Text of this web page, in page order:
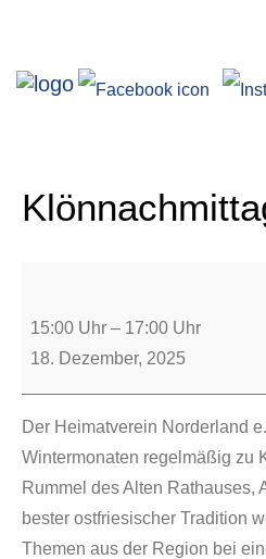
Forschung
15:00 Uhr – 17:00 Uhr
18. Dezember, 2025
Der Heimatverein Norderland
Wintermonaten regelmäßig zu
Rummel des Alten Rathauses,
bester ostfriesischer Tradition
Themen aus der Region bei